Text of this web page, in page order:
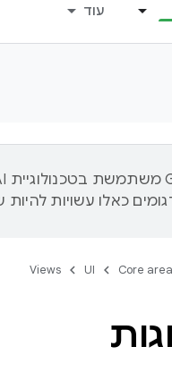
עוד
כאלו עשויות להיות
Core
UI
Views